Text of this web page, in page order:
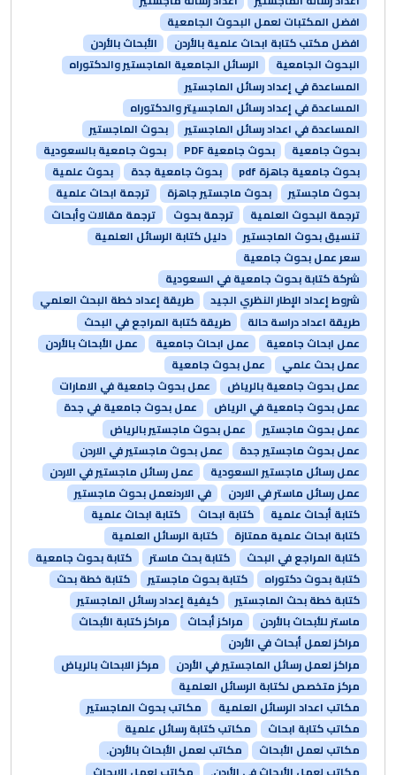
افضل المكتبات لعمل البحوث الجامعية
افضل مكتب كتابة ابحاث علمية بالأردن
الأبحاث بالأردن
البحوث الجامعية
الرسائل الجامعية الماجستير والدكتوراه
المساعدة في إعداد رسائل الماجستير
المساعدة في إعداد رسائل الماجسيتر والدكتوراه
المساعدة في اعداد رسائل الماجستير
بحوث الماجستير
بحوث جامعية
بحوث جامعية PDF
بحوث جامعية بالسعودية
بحوث جامعية جاهزة pdf
بحوث جامعية جدة
بحوث علمية
بحوث ماجستير
بحوث ماجستير جاهزة
ترجمة ابحاث علمية
ترجمة البحوث العلمية
ترجمة بحوث
ترجمة مقالات وأبحاث
تنسيق بحوث الماجستير
دليل كتابة الرسائل العلمية
سعر عمل بحوث جامعية
شركة كتابة بحوث جامعية في السعودية
شروط إعداد الإطار النظري الجيد
طريقة إعداد خطة البحث العلمي
طريقة اعداد دراسة حالة
طريقة كتابة المراجع في البحث
عمل ابحاث جامعية
عمل ابحاث جامعية
عمل الأبحاث بالأردن
عمل بحث علمي
عمل بحوث جامعية
عمل بحوث جامعية بالرياض
عمل بحوث جامعية في الامارات
عمل بحوث جامعية في الرياض
عمل بحوث جامعية في جدة
عمل بحوث ماجستير
عمل بحوث ماجستير بالرياض
عمل بحوث ماجستير جدة
عمل بحوث ماجستير في الاردن
عمل رسائل ماجستير السعودية
عمل رسائل ماجستير في الاردن
عمل رسائل ماستر في الاردن
في الاردنعمل بحوث ماجستير
كتابة أبحاث علمية
كتابة ابحاث
كتابة ابحاث علمية
كتابة ابحاث علمية ممتازة
كتابة الرسائل العلمية
كتابة المراجع في البحث
كتابة بحث ماستر
كتابة بحوث جامعية
كتابة بحوث دكتوراه
كتابة بحوث ماجستير
كتابة خطة بحث
كتابة خطة بحث الماجستير
كيفية إعداد رسائل الماجستير
ماستر للأبحاث بالأردن
مراكز أبحاث
مراكز كتابة الأبحاث
مراكز لعمل أبحاث في الأردن
مراكز لعمل رسائل الماجستير في الأردن
مركز الابحاث بالرياض
مركز متخصص لكتابة الرسائل العلمية
مكاتب اعداد الرسائل العلمية
مكاتب بحوث الماجستير
مكاتب كتابة ابحاث
مكاتب كتابة رسائل علمية
مكاتب لعمل الأبحاث
مكاتب لعمل الأبحاث بالأردن.